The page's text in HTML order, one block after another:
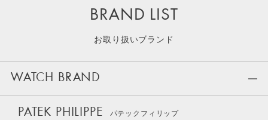
BRAND LIST
お取り扱いブランド
WATCH BRAND
PATEK PHILIPPE パテックフィリップ